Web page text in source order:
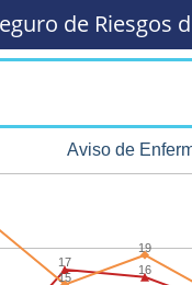
de Riesgos
Aviso de
17
16
15
19